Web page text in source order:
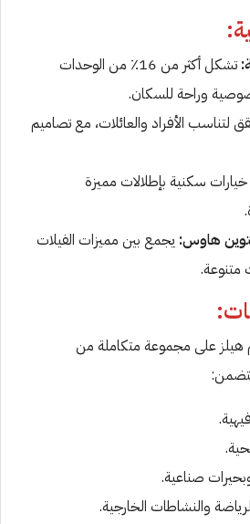
تشكل أكثر من 16٪ من الوحدات
وراحة للسكان.
لتناسب الأفراد والعائلات، مع تصاميم
سكنية بإطلالات مميزة
هاوس: يجمع بين مميزات الفيلات
هيلز على مجموعة متكاملة من
صناعية.
والنشاطات الخارجية.